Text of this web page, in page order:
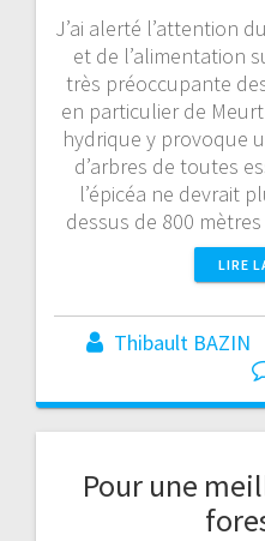
J’ai alerté l’attention
et de l’alimentation
très préoccupante
en particulier de
hydrique y provoque
d’arbres de toutes
l’épicéa ne devrait
dessus de 800
LIRE
Thibault BAZIN
Pour une